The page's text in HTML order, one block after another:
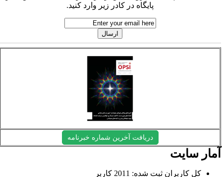
پایگاه در کادر زیر وارد کنید.
دریافت آخرین شماره خبرنامه
سایت
کل کاربران ثبت شده: 2011 کاربر